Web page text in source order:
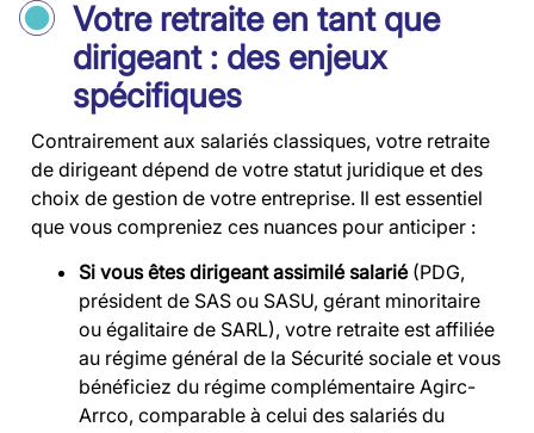
Votre retraite en tant que
dirigeant : des enjeux
spécifiques
Contrairement aux salariés classiques, votre retraite
de dirigeant dépend de votre statut juridique et des
choix de gestion de votre entreprise. Il est essentiel
que vous compreniez ces nuances pour anticiper :
Si vous êtes dirigeant assimilé salarié(PDG,
président de SAS ou SASU, gérant minoritaire
ou égalitaire de SARL), votre retraite est affiliée
au régime général de la Sécurité sociale et vous
bénéficiez du régime complémentaire Agirc-
Arrco, comparable à celui des salariés du